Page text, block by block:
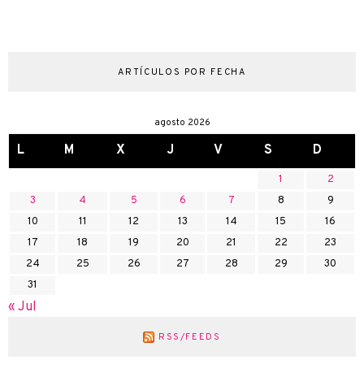
ARTÍCULOS POR FECHA
agosto 2026
L M X J V S D
1
2
3
4 5 6 7 8
9
10
11 12 13 14 15
16
17
18 19 20 21 22
23
24
25 26 27 28 29
30
31
« Jul
RSS/FEEDS